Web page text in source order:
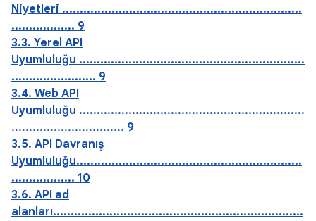
Niyetleri ....................................................................
.................. 9
3.3. Yerel API
Uyumluluğu ................................................................
........................ 9
3.4. Web API
Uyumluluğu ................................................................
................................ 9
3.5. API Davranış
Uyumluluğu................................................................
.................. 10
3.6. API ad
alanları.......................................................................